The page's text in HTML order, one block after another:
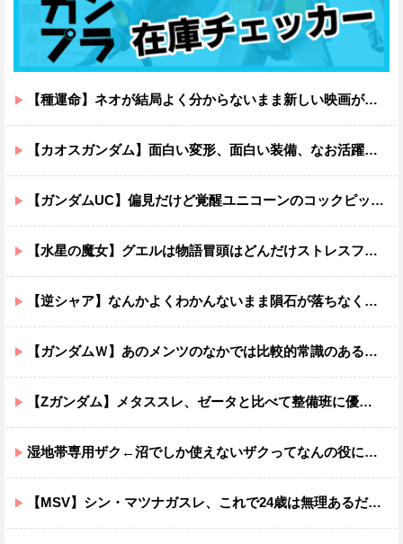
【種運命】ネオが結局よく分からないまま新しい映画が終わった後ももやもやしてる
【カオスガンダム】面白い変形、面白い装備、なお活躍…
【ガンダムUC】偏見だけど覚醒ユニコーンのコックピットってエアコンの効きが強そうでいいよね
【水星の魔女】グエルは物語冒頭はどんだけストレスフルだったんだよ…ってなる
【逆シャア】なんかよくわかんないまま隕石が落ちなくていい感じに終わった作品ｗｗｗｗｗｗ
【ガンダムＷ】あのメンツのなかでは比較的常識のあるほうなのがデュオだよね
【Zガンダム】メタススレ、ゼータと比べて整備班に優しそう
湿地帯専用ザク←沼でしか使えないザクってなんの役に立つ設定なんだ？
【MSV】シン・マツナガスレ、これで24歳は無理あるだろ…